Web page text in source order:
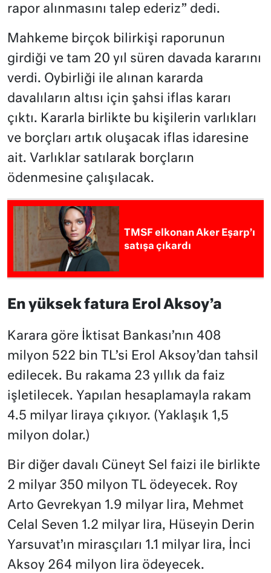
rapor alınmasını talep ederiz” dedi.
Mahkeme birçok bilirkişi raporunun
girdiği ve tam 20 yıl süren davada kararını
verdi. Oybirliği ile alınan kararda
davalıların altısı için şahsi iflas kararı
çıktı. Kararla birlikte bu kişilerin varlıkları
ve borçları artık oluşacak iflas idaresine
ait. Varlıklar satılarak borçların
ödenmesine çalışılacak.
TMSF elkonan Aker Eşarp’ı
satışa çıkardı
En yüksek fatura Erol Aksoy’a
Karara göre İktisat Bankası’nın 408
milyon 522 bin TL’si Erol Aksoy’dan tahsil
edilecek. Bu rakama 23 yıllık da faiz
işletilecek. Yapılan hesaplamayla rakam
4.5 milyar liraya çıkıyor. (Yaklaşık 1,5
milyon dolar.)
Bir diğer davalı Cüneyt Sel faizi ile birlikte
2 milyar 350 milyon TL ödeyecek. Roy
Arto Gevrekyan 1.9 milyar lira, Mehmet
Celal Seven 1.2 milyar lira, Hüseyin Derin
Yarsuvat’ın mirasçıları 1.1 milyar lira, İnci
Aksoy 264 milyon lira ödeyecek.